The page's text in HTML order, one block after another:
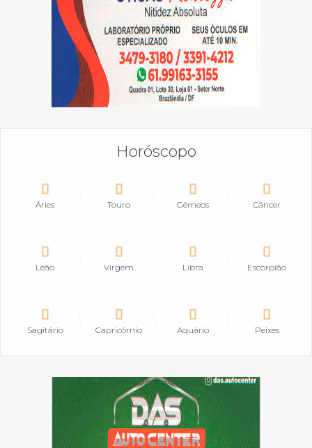
Horóscopo
Áries Touro Gêmeos Câncer
Leão Virgem Libra Escorpião
Sagitário Capricórnio Aquário Peixes